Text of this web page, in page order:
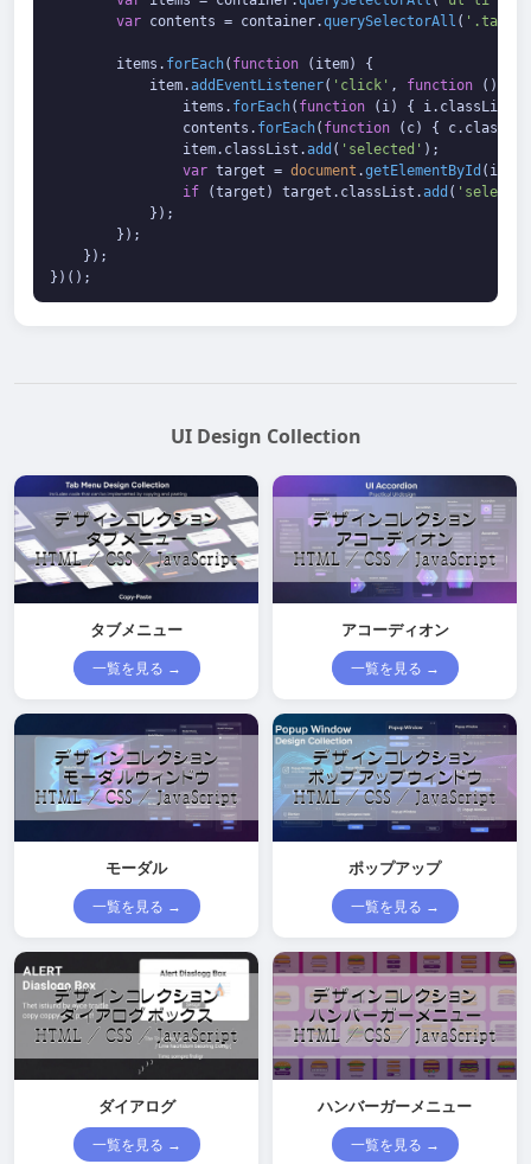
var contents = container.querySelectorAll ( '.tab-
        items.
forEach( function ( item) {
            item.
addEventListener( 'click' , function ( ) {
                items.
forEach( function ( i) { i. classList
                contents.
forEach( function ( c) { c.
                item.
classList .add ( 'selected' );
var target = document .getElementById (item.
if (target) target. classList .add (
            });
        });
    });
})();
UI Design Collection
タブメニュー
一覧を見る →
アコーディオン
一覧を見る →
モーダル
一覧を見る →
ポップアップ
一覧を見る →
ダイアログ
一覧を見る →
ハンバーガーメニュー
一覧を見る →